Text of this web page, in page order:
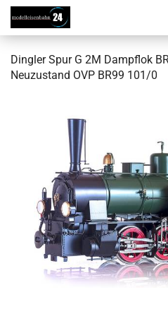
Ding­ler Spur G 2M Dampf­lok
Neu­zu­stand OVP BR99 101/0